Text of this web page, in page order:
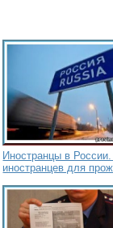
Иностранцы в
иностранцев для